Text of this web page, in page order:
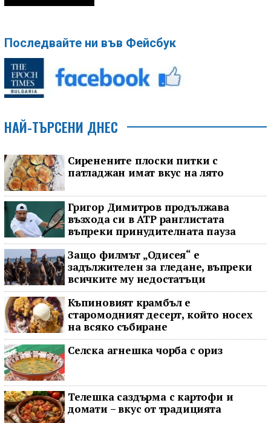
Последвайте ни във Фейсбук
НАЙ-ТЪРСЕНИ ДНЕС
Сиренените плоски питки с
патладжан имат вкус на лято
Григор Димитров продължава
възхода си в ATP ранглистата
въпреки принудителната пауза
Защо филмът „Одисея“ е
задължителен за гледане, въпреки
всичките му недостатъци
Къпиновият крамбъл е
старомодният десерт, който носех
на всяко събиране
Селска агнешка чорба с ориз
Телешка саздърма с картофи и
домати – вкус от традицията